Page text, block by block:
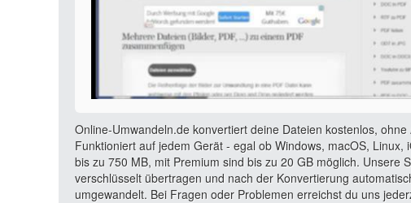
Online-Umwandeln.de konvertiert deine Dateien kostenlos,
Funktioniert auf jedem Gerät - egal ob Windows, macOS,
bis zu 750 MB, mit Premium sind bis zu 20 GB möglich. Unsere
verschlüsselt übertragen und nach der Konvertierung
umgewandelt. Bei Fragen oder Problemen erreichst du uns